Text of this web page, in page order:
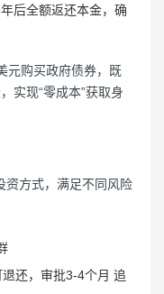
后全额返还本金，确
元购买政府债券，既
实现“零成本”获取身
资方式，满足不同风险
还，审批3-4个月 追